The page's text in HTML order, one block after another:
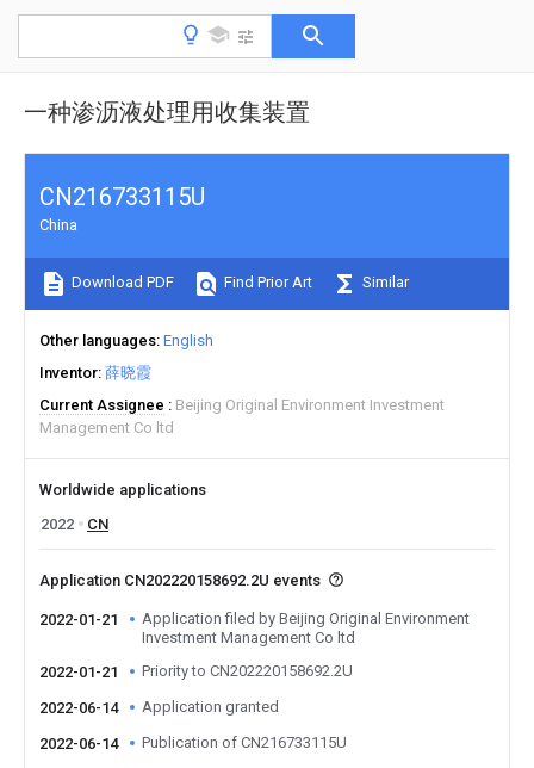
一种渗沥液处理用收集装置
CN216733115U
China
Download PDF Find Prior Art Similar
Other languages English
Inventor 薛晓霞
Current Assignee
Beijing Original Environment Investment
Management Co ltd
Worldwide applications
2022
CN
Application CN202220158692.2U events
2022-01-21
Application filed by Beijing Original Environment
Investment Management Co ltd
2022-01-21
Priority to CN202220158692.2U
2022-06-14 Application granted
2022-06-14 Publication of CN216733115U